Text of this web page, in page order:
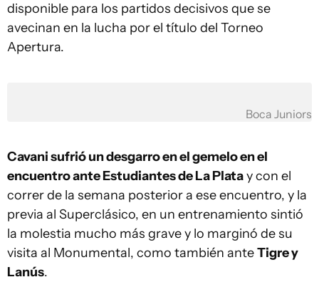
disponible para los partidos decisivos que se
avecinan en la lucha por el título del Torneo
Apertura.
Boca Juniors
Cavani sufrió un desgarro en el gemelo en el
encuentro ante Estudiantes de La Platay con el
correr de la semana posterior a ese encuentro, y la
previa al Superclásico, en un entrenamiento sintió
la molestia mucho más grave y lo marginó de su
visita al Monumental, como también anteTigre y
Lanús.